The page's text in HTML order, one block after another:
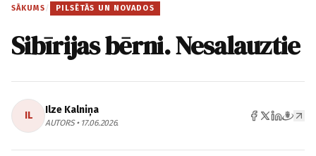
SĀKUMS / PILSĒTĀS UN NOVADOS
Sibīrijas bērni. Nesalauztie
IL Ilze Kalniņa
AUTORS • 17.06.2026.